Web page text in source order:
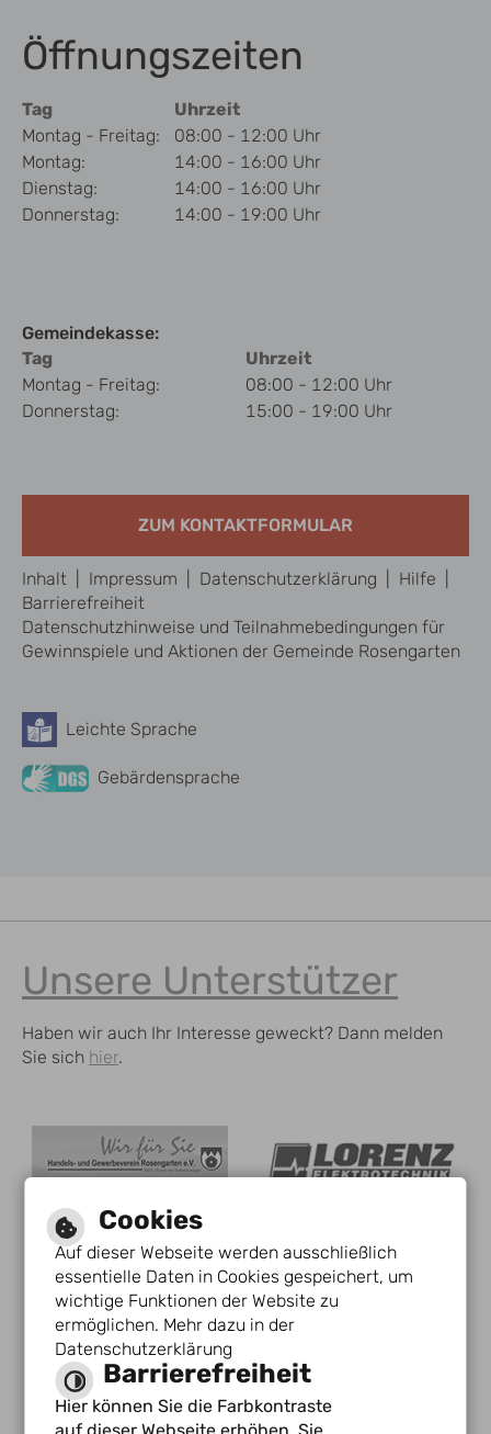
Öffnungszeiten
Tag
Uhrzeit
Montag - Freitag:
08:00 - 12:00 Uhr
Montag:
14:00 - 16:00 Uhr
Dienstag:
14:00 - 16:00 Uhr
Donnerstag:
14:00 - 19:00 Uhr
Gemeindekasse:
Tag
Uhrzeit
Montag - Freitag:
08:00 - 12:00 Uhr
Donnerstag:
15:00 - 19:00 Uhr
ZUM KONTAKTFORMULAR
Inhalt Impressum Datenschutzerklärung Hilfe
Barrierefreiheit
Datenschutzhinweise und Teilnahmebedingungen für
Gewinnspiele und Aktionen der Gemeinde Rosengarten
Barrierefreiheit
Leichte Sprache
Gebärdensprache
Unsere Unterstützer
Haben wir auch Ihr Interesse geweckt? Dann melden
Sie sich hier.
Cookies
Auf dieser Webseite werden ausschließlich
essentielle Daten in Cookies gespeichert, um
wichtige Funktionen der Website zu
ermöglichen. Mehr dazu in der
Datenschutzerklärung
Barrierefreiheit
Hier können Sie die Farbkontraste